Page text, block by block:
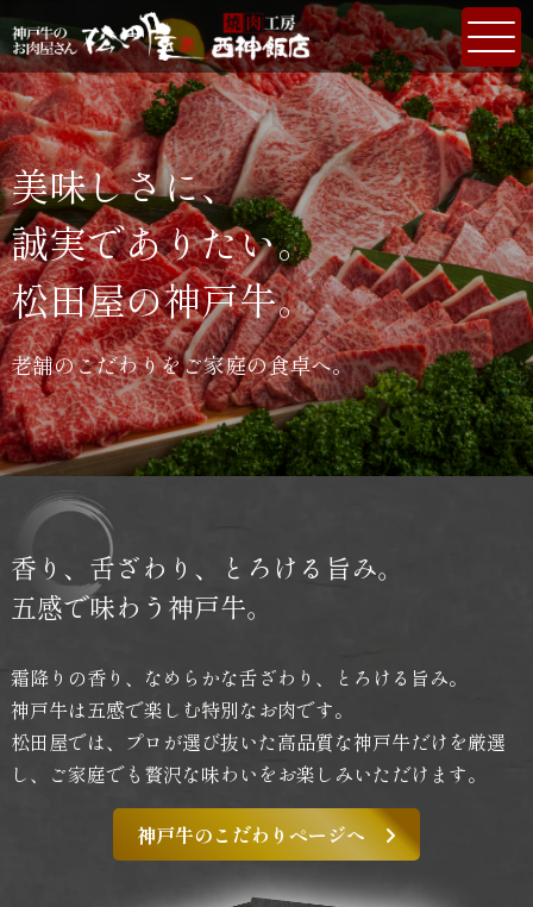
美味しさに、
誠実でありたい。
松田屋の神戸牛。
老舗のこだわりをご家庭の食卓へ。
香り、舌ざわり、
とろける旨み。
五感で味わう神戸牛。
霜降りの香り、なめらかな舌ざわり、とろける旨み。
神戸牛は五感で楽しむ特別なお肉です。
松田屋では、プロが選び抜いた高品質な神戸牛だけを厳選
し、 ご家庭でも贅沢な味わいをお楽しみいただけます。
神戸牛のこだわりページへ